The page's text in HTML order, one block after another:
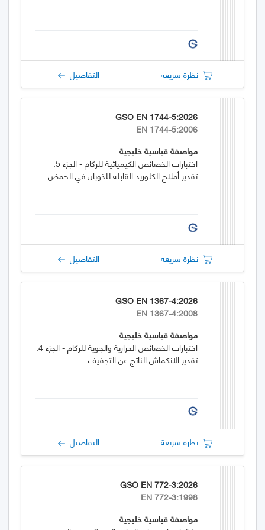
نظرة سريعة التفاصيل
GSO EN 1744-5:2026
EN 1744-5:2006
مواصفة قياسية خليجية
اختبارات الخصائص الكيميائية للركام - الجزء 5:
تقدير أملاح الكلوريد القابلة للذوبان في الحمض
نظرة سريعة التفاصيل
GSO EN 1367-4:2026
EN 1367-4:2008
مواصفة قياسية خليجية
اختبارات الخصائص الحرارية والجوية للركام - الجزء 4:
تقدير الانكماش الناتج عن التجفيف
نظرة سريعة التفاصيل
GSO EN 772-3:2026
EN 772-3:1998
مواصفة قياسية خليجية